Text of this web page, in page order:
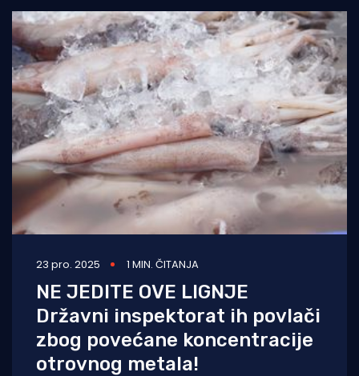
23 pro. 2025 1 MIN. ČITANJA
NE JEDITE OVE LIGNJE
Državni inspektorat ih povlači
zbog povećane koncentracije
otrovnog metala!